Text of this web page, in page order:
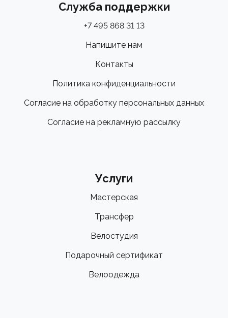
Служба поддержки
+7 495 868 31 13
Напишите нам
Контакты
Политика конфиденциальности
Согласие на обработку персональных данных
Согласие на рекламную рассылку
Услуги
Мастерская
Трансфер
Велостудия
Подарочный сертификат
Велоодежда